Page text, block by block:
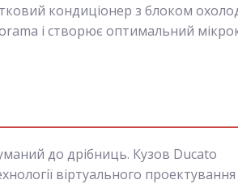
кондиціонер з блоком
і створює оптимальний
до дрібниць. Кузов Ducato
віртуального проектування